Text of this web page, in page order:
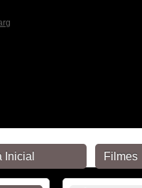
Inicial Filmes